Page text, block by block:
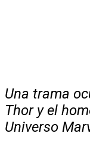
Una trama
Thor y el
Universo